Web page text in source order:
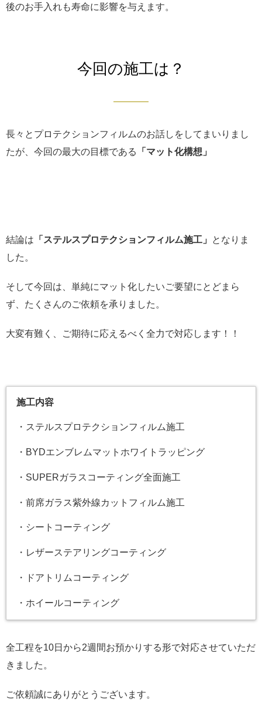
後のお手入れも寿命に影響を与えます。
今回の施工は？
長々とプロテクションフィルムのお話しをしてまいりまし
たが、今回の最大の目標である
「マット化構想」
結論は 「ステルスプロテクションフィルム施工」
となりま
した。
そして今回は、単純にマット化したいご要望にとどまら
ず、たくさんのご依頼を承りました。
大変有難く、ご期待に応えるべく全力で対応します！！
施工内容
・ステルスプロテクションフィルム施工
・BYDエンブレムマットホワイトラッピング
・SUPERガラスコーティング全面施工
・前席ガラス紫外線カットフィルム施工
・シートコーティング
・レザーステアリングコーティング
・ドアトリムコーティング
・ホイールコーティング
全工程を10日から2週間お預かりする形で対応させていただ
きました。
ご依頼誠にありがとうございます。